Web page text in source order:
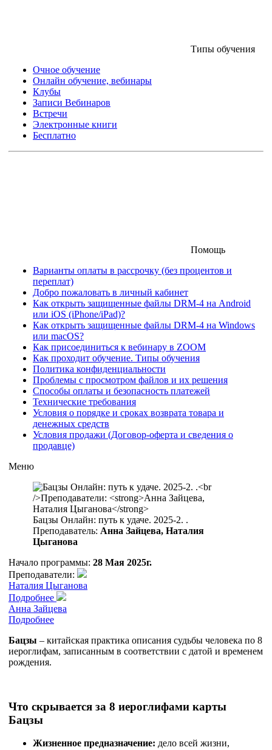
Типы обучения
Очное обучение
Онлайн обучение, вебинары
Клубы
Записи Вебинаров
Встречи
Электронные книги
Бесплатно
Помощь
Варианты оплаты в рассрочку (без процентов и
переплат)
Добро пожаловать в личный кабинет
Как открыть защищенные файлы DRM-4 на Android
или iOS (iPhone/iPad)?
Как открыть защищенные файлы DRM-4 на Windows
или macOS?
Как присоединиться к вебинару в ZOOM
Как проходит обучение. Типы обучения
Политика конфиденциальности
Проблемы с просмотром файлов и их решения
Способы оплаты и безопасность платежей
Технические требования
Условия о порядке и сроках возврата товара и
денежных средств
Условия продажи (Договор-оферта и сведения о
продавце)
Меню
Бацзы Онлайн: путь к удаче. 2025-2. .
Преподаватель: Анна Зайцева, Наталия
Цыганова
Начало программы: 28 Мая 2025г.
Преподаватели:
Наталия Цыганова
Подробнее
Анна Зайцева
Подробнее
Бацзы – китайская практика описания судьбы человека по 8
иероглифам, записанным в соответствии с датой и временем
рождения.
Что скрывается за 8 иероглифами карты
Бацзы
Жизненное предназначение: дело всей жизни,